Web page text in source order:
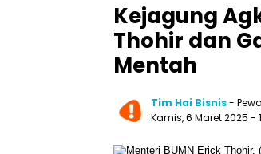
Kejagung
Thohir dan
Mentah
Tim Hai Bisnis-
Kamis, 6 Maret 2025 -